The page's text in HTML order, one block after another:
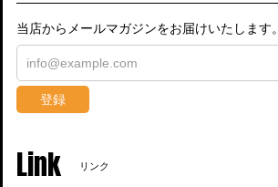
当店からメールマガジンをお届けいたします。
登録
Link リンク